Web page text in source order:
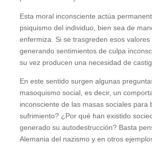
Esta moral inconsciente actúa
psiquismo del individuo, bien sea de
enfermiza. Si se trasgreden esos valores
generando sentimientos de culpa
su vez producen una necesidad de
En este sentido surgen algunas
masoquismo social, es decir, un
inconsciente de las masas sociales para
sufrimiento? ¿Por qué han existido
generado su autodestrucción? Basta
Alemania del nazismo y en otros